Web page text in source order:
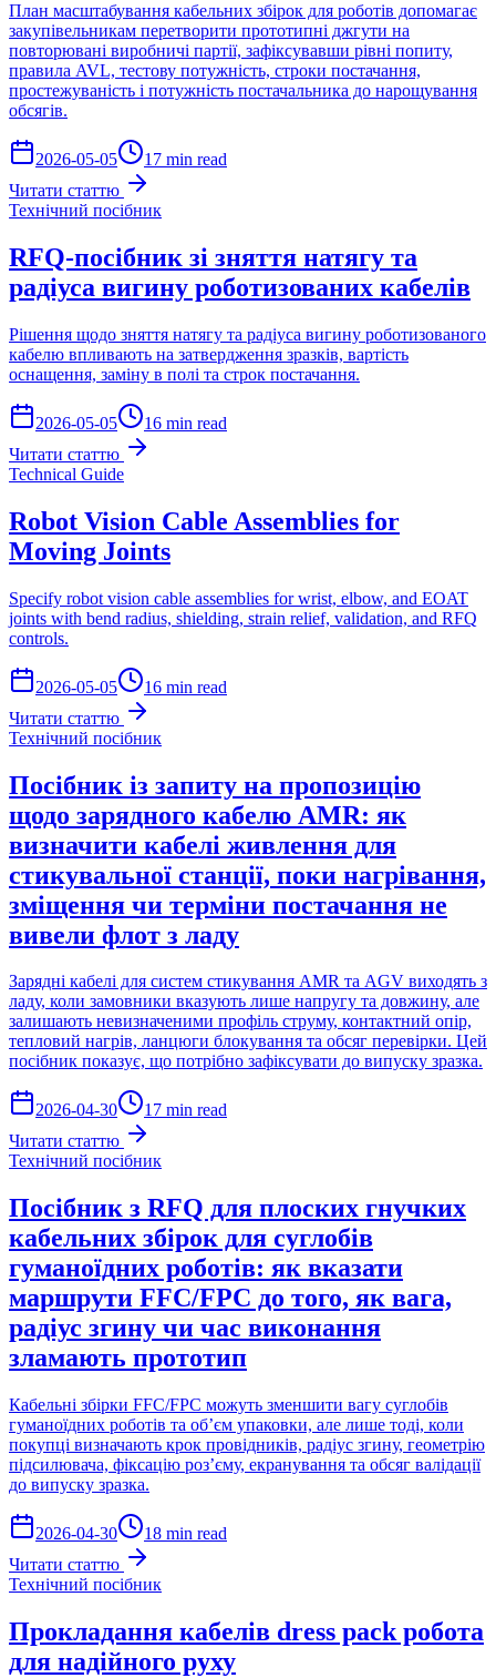
План масштабування кабельних збірок для роботів допомагає
закупівельникам перетворити прототипні джгути на
повторювані виробничі партії, зафіксувавши рівні попиту,
правила AVL, тестову потужність, строки постачання,
простежуваність і потужність постачальника до нарощування
обсягів.
2026-05-05
17 min read
Читати статтю
Технічний посібник
RFQ-посібник зі зняття натягу та
радіуса вигину роботизованих кабелів
Рішення щодо зняття натягу та радіуса вигину роботизованого
кабелю впливають на затвердження зразків, вартість
оснащення, заміну в полі та строк постачання.
2026-05-05
16 min read
Читати статтю
Technical Guide
Robot Vision Cable Assemblies for
Moving Joints
Specify robot vision cable assemblies for wrist, elbow, and EOAT
joints with bend radius, shielding, strain relief, validation, and RFQ
controls.
2026-05-05
16 min read
Читати статтю
Технічний посібник
Посібник із запиту на пропозицію
щодо зарядного кабелю AMR: як
визначити кабелі живлення для
стикувальної станції, поки нагрівання,
зміщення чи терміни постачання не
вивели флот з ладу
Зарядні кабелі для систем стикування AMR та AGV виходять з
ладу, коли замовники вказують лише напругу та довжину, але
залишають невизначеними профіль струму, контактний опір,
тепловий нагрів, ланцюги блокування та обсяг перевірки. Цей
посібник показує, що потрібно зафіксувати до випуску зразка.
2026-04-30
17 min read
Читати статтю
Технічний посібник
Посібник з RFQ для плоских гнучких
кабельних збірок для суглобів
гуманоїдних роботів: як вказати
маршрути FFC/FPC до того, як вага,
радіус згину чи час виконання
зламають прототип
Кабельні збірки FFC/FPC можуть зменшити вагу суглобів
гуманоїдних роботів та об’єм упаковки, але лише тоді, коли
покупці визначають крок провідників, радіус згину, геометрію
підсилювача, фіксацію роз’єму, екранування та обсяг валідації
до випуску зразка.
2026-04-30
18 min read
Читати статтю
Технічний посібник
Прокладання кабелів dress pack робота
для надійного руху